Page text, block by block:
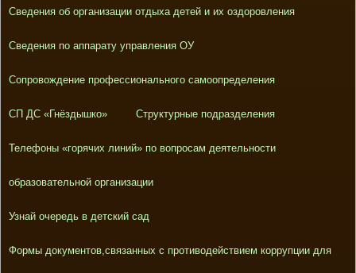
Сведения об организации отдыха детей и их оздоровления
Сведения по аппарату управления ОУ
Сопровождение профессионального самоопределения
СП ДС «Гнёздышко» Структурные подразделения
Телефоны «горячих линий» по вопросам деятельности
образовательной организации
Узнай очередь в детский сад
Формы документов,связанных с противодействием коррупции для